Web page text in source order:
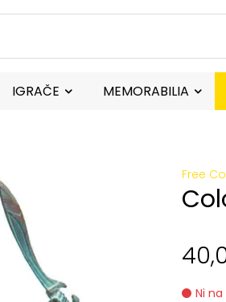
IGRAČE MEMORABILIA
Free
Ni